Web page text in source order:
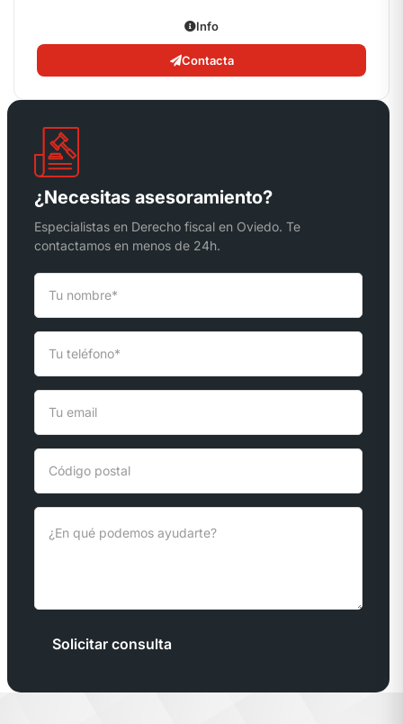
Info
Contacta
¿Necesitas asesoramiento?
Especialistas en Derecho fiscal en Oviedo. Te
contactamos en menos de 24h.
Solicitar consulta